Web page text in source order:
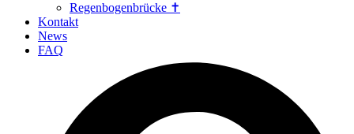
Regenbogenbrücke ✝
Kontakt
News
FAQ